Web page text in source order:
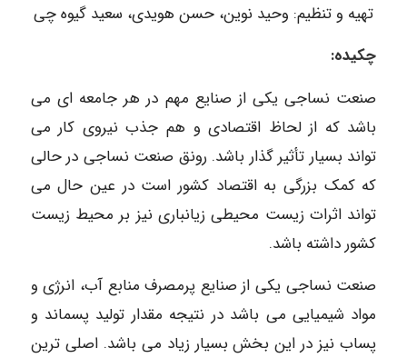
تهیه و تنظیم: وحید نوین، حسن هویدی، سعید گیوه چی
چکیده:
صنعت نساجی یکی از صنایع مهم در هر جامعه ای می
باشد که از لحاظ اقتصادی و هم جذب نیروی کار می
تواند بسیار تأثیر گذار باشد. رونق صنعت نساجی در حالی
که کمک بزرگی به اقتصاد کشور است در عین حال می
تواند اثرات زیست محیطی زیانباری نیز بر محیط زیست
کشور داشته باشد.
صنعت نساجی یکی از صنایع پرمصرف منابع آب، انرژی و
مواد شیمیایی می باشد در نتیجه مقدار تولید پسماند و
پساب نیز در این بخش بسیار زیاد می باشد. اصلی ترین